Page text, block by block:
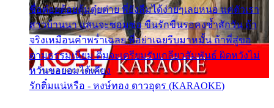
ชื่อต๋อยต้อยตุ้มตุ๋ยต่าย พี่ยังลืมได้ง่ายๆเลยหนอ แค่ตัวเรา
สาวบ้านนา แสนจะซอมซ่อ ขืนรักขืนรอคงช้ำสักวัน ถ้า
จริงเหมือนคำพร่ำเฉลย พี่อย่าเฉยรีบมาหมั้น ถ้าพี่สู่ขอ
ตามธรรมเนียม ติ๋มจะเตรียมรับเกลียวสัมพันธ์ ผิดหวังไม่
หวั่นขอยอมได้เคียง
รักติ๋มแน่หรือ - หงษ์ทอง ดาวอุดร (KARAOKE)